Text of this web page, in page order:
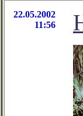
22.05.2002
11:56